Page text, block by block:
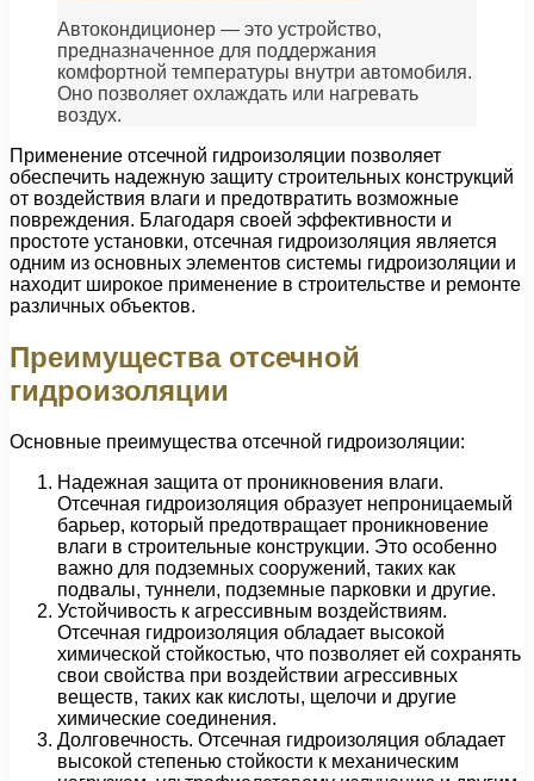
Автокондиционер — это устройство,
предназначенное для поддержания
комфортной температуры внутри автомобиля.
Оно позволяет охлаждать или нагревать
воздух.
Применение отсечной гидроизоляции позволяет
обеспечить надежную защиту строительных конструкций
от воздействия влаги и предотвратить возможные
повреждения. Благодаря своей эффективности и
простоте установки, отсечная гидроизоляция является
одним из основных элементов системы гидроизоляции и
находит широкое применение в строительстве и ремонте
различных объектов.
Преимущества отсечной
гидроизоляции
Основные преимущества отсечной гидроизоляции:
Надежная защита от проникновения влаги.
Отсечная гидроизоляция образует непроницаемый
барьер, который предотвращает проникновение
влаги в строительные конструкции. Это особенно
важно для подземных сооружений, таких как
подвалы, туннели, подземные парковки и другие.
Устойчивость к агрессивным воздействиям.
Отсечная гидроизоляция обладает высокой
химической стойкостью, что позволяет ей сохранять
свои свойства при воздействии агрессивных
веществ, таких как кислоты, щелочи и другие
химические соединения.
Долговечность. Отсечная гидроизоляция обладает
высокой степенью стойкости к механическим